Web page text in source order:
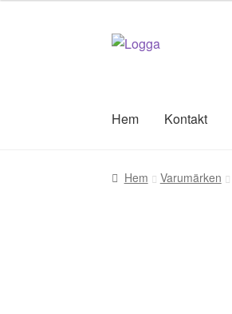
Hoppa
Hoppa
Hem
Kontakt
Hem Varumärken